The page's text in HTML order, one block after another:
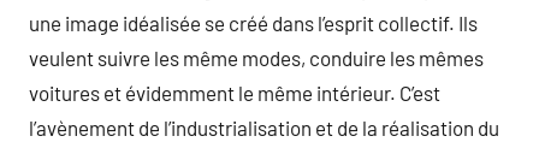
une image idéalisée se créé dans l’esprit collectif. Ils
veulent suivre les même modes, conduire les mêmes
voitures et évidemment le même intérieur. C’est
l’avènement de l’industrialisation et de la réalisation du